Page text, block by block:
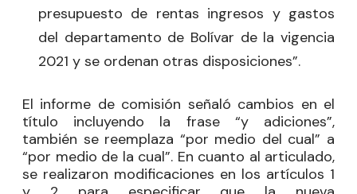
presupuesto de rentas ingresos y gastos
del departamento de Bolívar de la vigencia
2021 y se ordenan otras disposiciones”.
El informe de comisión señaló cambios en el
título incluyendo la frase “y adiciones”,
también se reemplaza “por medio del cual” a
“por medio de la cual”. En cuanto al articulado,
se realizaron modificaciones en los artículos 1